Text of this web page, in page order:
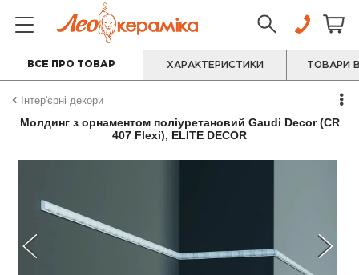
ВСЕ ПРО ТОВАР ХАРАКТЕРИСТИКИ ТОВАРИ В
Інтер'єрні декори
Молдинг з орнаментом поліуретановий Gaudi Decor (CR
407 Flexi), ELITE DECOR